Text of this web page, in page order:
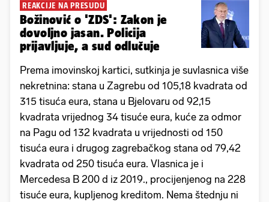
REAKCIJE NA PRESUDU
Božinović o 'ZDS': Zakon je
dovoljno jasan. Policija
prijavljuje, a sud odlučuje
Prema imovinskoj kartici, sutkinja je suvlasnica više
nekretnina: stana u Zagrebu od 105,18 kvadrata od
315 tisuća eura, stana u Bjelovaru od 92,15
kvadrata vrijednog 34 tisuće eura, kuće za odmor
na Pagu od 132 kvadrata u vrijednosti od 150
tisuća eura i drugog zagrebačkog stana od 79,42
kvadrata od 250 tisuća eura. Vlasnica je i
Mercedesa B 200 d iz 2019., procijenjenog na 228
tisuće eura, kupljenog kreditom. Nema štednju ni